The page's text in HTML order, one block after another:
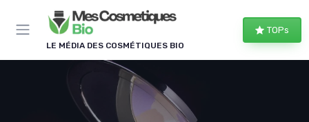
LE MÉDIA DES COSMÉTIQUES BIO
TOPs
Panneau de gestion des cookies